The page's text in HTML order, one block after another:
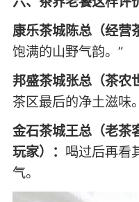
康乐茶城陈总（经营
饱满的山野气韵。”
邦盛茶城张总（茶农
茶区最后的净土滋味。
金石茶城王总（老茶
玩家）： 喝过后再看
气。